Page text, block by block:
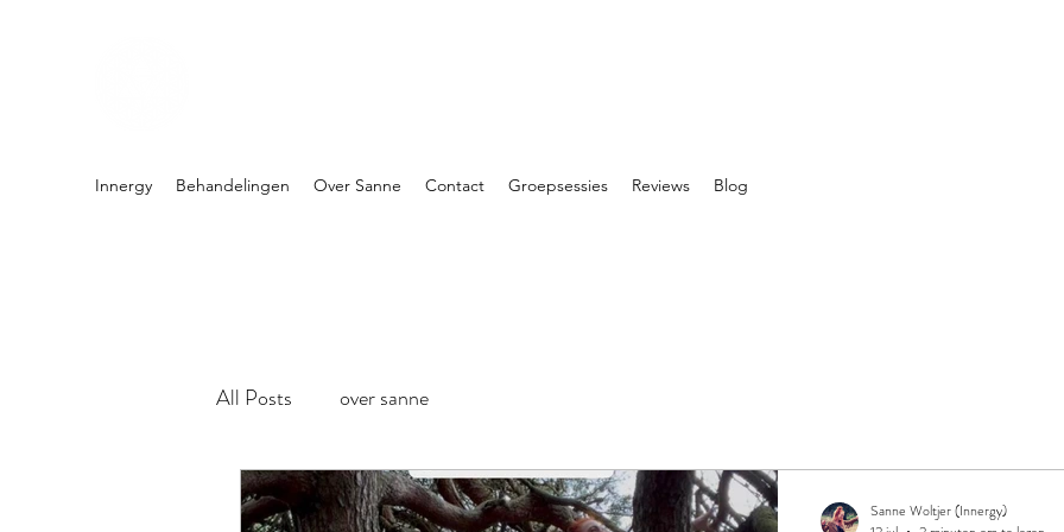
Innergy Behandelingen Over Sanne Contact Groepsessies Reviews Blog
All Posts over sanne
Sanne Woltjer (Innergy)